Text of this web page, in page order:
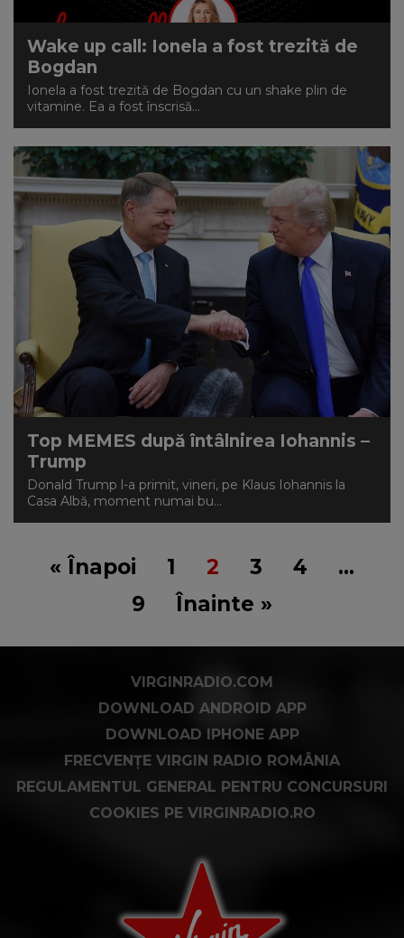
Wake up call: Ionela a fost trezită de
Bogdan
Ionela a fost trezită de Bogdan cu un shake plin de
vitamine. Ea a fost înscrisă...
Top MEMES după întâlnirea Iohannis –
Trump
Donald Trump l-a primit, vineri, pe Klaus Iohannis la
Casa Albă, moment numai bu...
« Înapoi 1 2 3 4
…
9
Înainte »
VIRGINRADIO.COM
DOWNLOAD ANDROID APP
DOWNLOAD IPHONE APP
FRECVENȚE VIRGIN RADIO ROMÂNIA
REGULAMENTUL GENERAL PENTRU CONCURSURI
COOKIES PE VIRGINRADIO.RO